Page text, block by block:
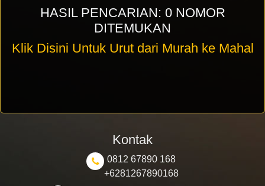
HASIL PENCARIAN: 0 NOMOR
DITEMUKAN
Klik Disini Untuk Urut dari Murah ke Mahal
Kontak
0812 67890 168
+6281267890168